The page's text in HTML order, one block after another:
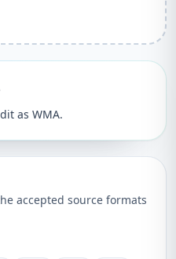
as WMA.
accepted source formats